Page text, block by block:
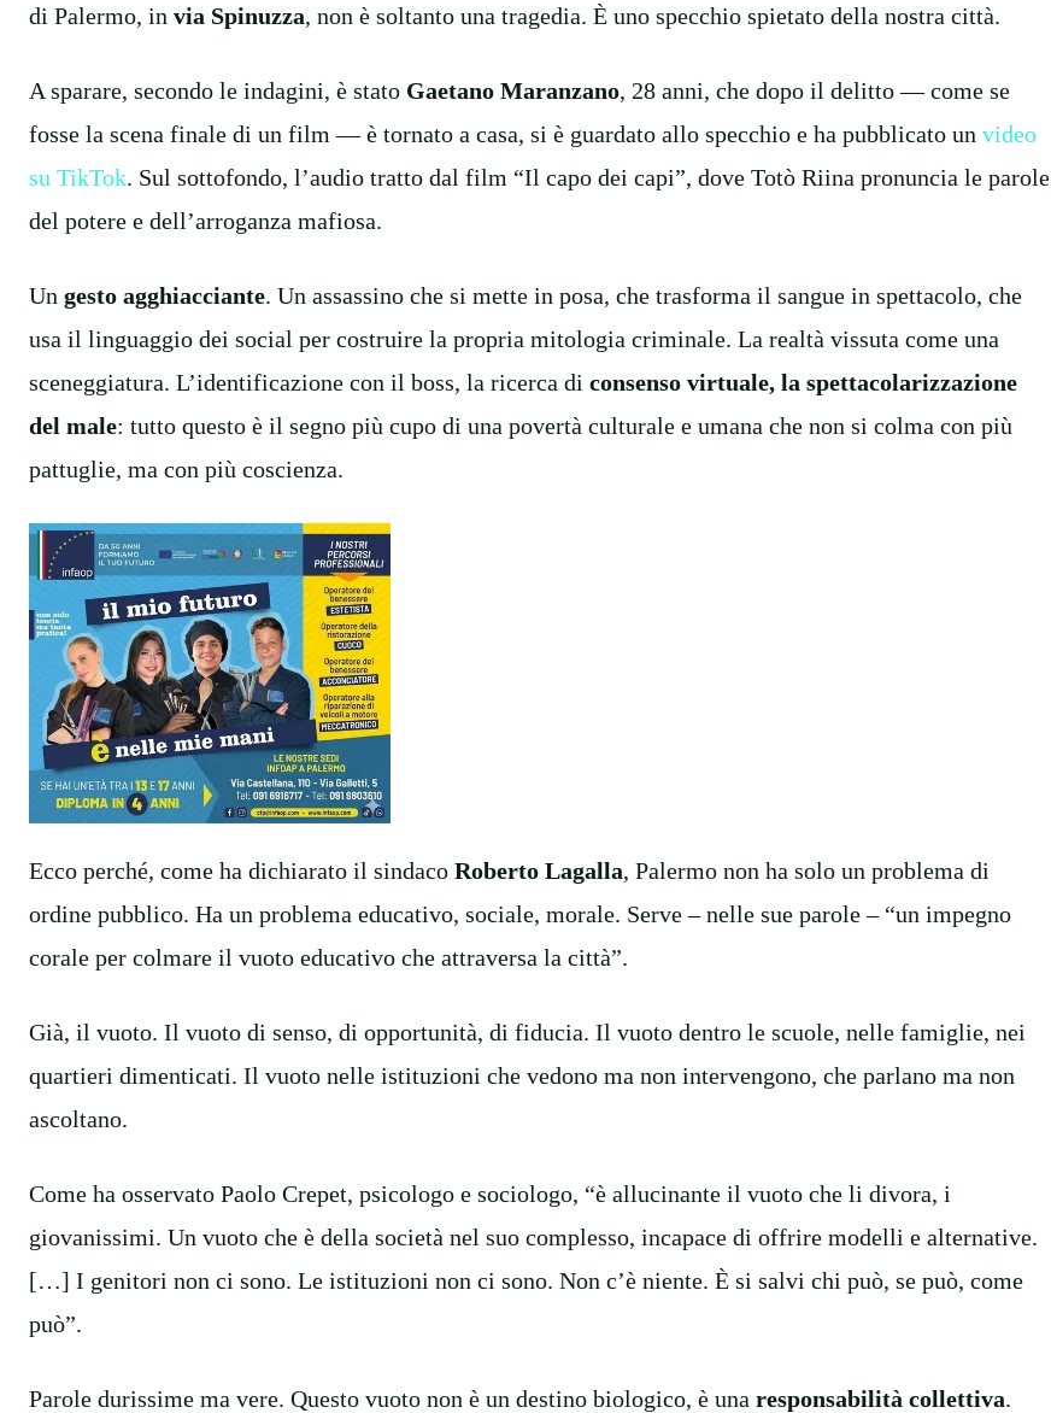
di Palermo, in via Spinuzza, non è soltanto una tragedia. È uno specchio spietato della nostra città.
A sparare, secondo le indagini, è stato Gaetano Maranzano, 28 anni, che dopo il delitto — come se
fosse la scena finale di un film — è tornato a casa, si è guardato allo specchio e ha pubblicato un video
su TikTok. Sul sottofondo, l’audio tratto dal film “Il capo dei capi”, dove Totò Riina pronuncia le parole
del potere e dell’arroganza mafiosa.
Un gesto agghiacciante. Un assassino che si mette in posa, che trasforma il sangue in spettacolo, che
usa il linguaggio dei social per costruire la propria mitologia criminale. La realtà vissuta come una
sceneggiatura. L’identificazione con il boss, la ricerca di consenso virtuale, la spettacolarizzazione
del male: tutto questo è il segno più cupo di una povertà culturale e umana che non si colma con più
pattuglie, ma con più coscienza.
Ecco perché, come ha dichiarato il sindaco Roberto Lagalla, Palermo non ha solo un problema di
ordine pubblico. Ha un problema educativo, sociale, morale. Serve – nelle sue parole – “un impegno
corale per colmare il vuoto educativo che attraversa la città”.
Già, il vuoto. Il vuoto di senso, di opportunità, di fiducia. Il vuoto dentro le scuole, nelle famiglie, nei
quartieri dimenticati. Il vuoto nelle istituzioni che vedono ma non intervengono, che parlano ma non
ascoltano.
Come ha osservato Paolo Crepet, psicologo e sociologo, “è allucinante il vuoto che li divora, i
giovanissimi. Un vuoto che è della società nel suo complesso, incapace di offrire modelli e alternative.
[…] I genitori non ci sono. Le istituzioni non ci sono. Non c’è niente. È si salvi chi può, se può, come
può”.
Parole durissime ma vere. Questo vuoto non è un destino biologico, è una responsabilità collettiva.